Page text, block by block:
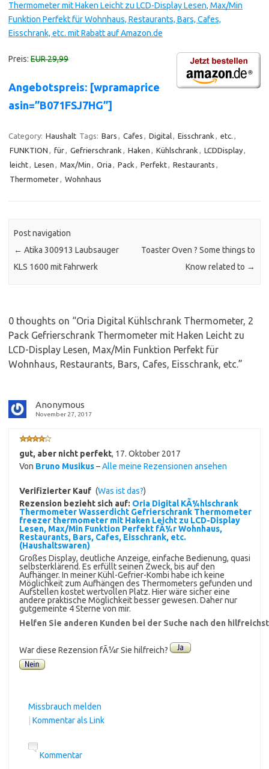
Thermometer mit Haken Leicht zu LCD-Display Lesen, Max/Min
Funktion Perfekt für Wohnhaus, Restaurants, Bars, Cafes,
Eisschrank, etc. mit Rabatt auf Amazon.de
Preis: EUR 29,99
Angebotspreis: [wpramaprice
asin=”B071FSJ7HG”]
Category: Haushalt Tags: Bars , Cafes , Digital, Eisschrank , etc. ,
FUNKTION , für, Gefrierschrank , Haken , Kühlschrank , LCDDisplay,
leicht, Lesen , Max/Min , Oria , Pack , Perfekt, Restaurants ,
Thermometer, Wohnhaus
Post navigation
← Atika 300913 Laubsauger
KLS 1600 mit Fahrwerk
Toaster Oven ? Some things to
Know related to →
0 thoughts on “Oria Digital Kühlschrank Thermometer, 2
Pack Gefrierschrank Thermometer mit Haken Leicht zu
LCD-Display Lesen, Max/Min Funktion Perfekt für
Wohnhaus, Restaurants, Bars, Cafes, Eisschrank, etc.”
Anonymous
November 27, 2017
gut, aber nicht perfekt, 17. Oktober 2017
Von Bruno Musikus–Alle meine Rezensionen ansehen
Verifizierter Kauf (Was ist das?)
Rezension bezieht sich auf: Oria Digital KÃ¼hlschrank
Thermometer Wasserdicht Gefrierschrank Thermometer
freezer thermometer mit Haken Leicht zu LCD-Display
Lesen, Max/Min Funktion Perfekt fÃ¼r Wohnhaus,
Restaurants, Bars, Cafes, Eisschrank, etc.
(Haushaltswaren)
Großes Display, deutliche Anzeige, einfache Bedienung, quasi
selbsterklärend. Es erfüllt seinen Zweck, bis auf den
Aufhänger. In meiner Kühl-Gefrier-Kombi habe ich keine
Möglichkeit zum Aufhängen des Thermometers gefunden und
Aufstellen kostet wertvollen Platz. Hier wäre sicher eine
andere praktische Möglichkeit besser gewesen. Daher nur
gutgemeinte 4 Sterne von mir.
Helfen Sie anderen Kunden bei der Suche nach den
War diese Rezension fÃ¼r Sie hilfreich?
Missbrauch melden
Kommentar als Link
Kommentar